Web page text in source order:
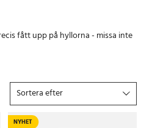
fått upp på hyllorna - missa inte
Sortera efter
NYHET